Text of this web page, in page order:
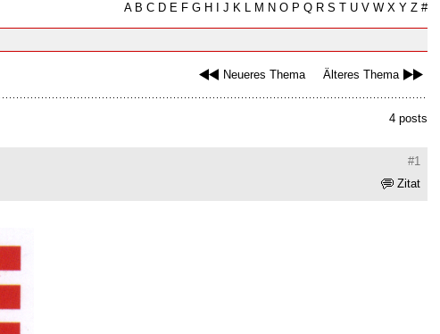
AB C D E F G H J K L M N O P Q R S T U V W X Y Z #
Neueres Thema Älteres Thema
4 posts
#1
Zitat